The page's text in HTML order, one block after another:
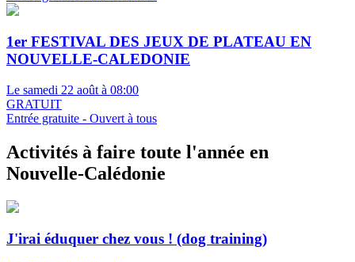
1er FESTIVAL DES JEUX DE PLATEAU EN
NOUVELLE-CALEDONIE
Le samedi 22 août à 08:00
GRATUIT
Entrée gratuite - Ouvert à tous
Activités à faire toute l'année en
Nouvelle-Calédonie
J'irai éduquer chez vous ! (dog training)